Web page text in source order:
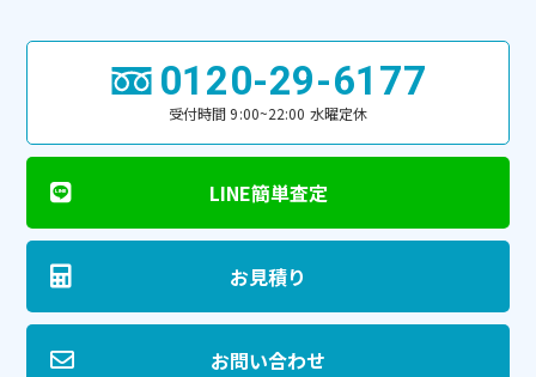
0120-29-6177
受付時間 9:00~22:00 水曜定休
LINE簡単査定
お見積り
お問い合わせ